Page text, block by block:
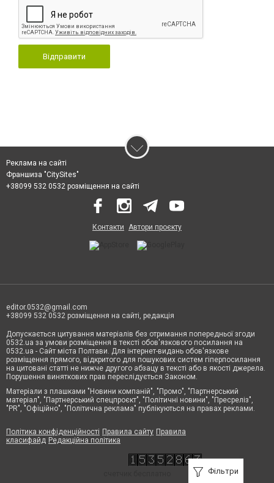
Відправити
Фільтри
Реклама на сайті
Франшиза "CitySites"
+38099 532 0532 розміщення на сайті
Контакти Автори проєкту
editor.0532@gmail.com
+38099 532 0532 розміщення на сайті, редакція
Допускається цитування матеріалів без отримання попередньої згоди
0532.ua за умови розміщення в тексті обов'язкового посилання на
0532.ua - Сайт міста Полтави. Для інтернет-видань обов'язкове
розміщення прямого, відкритого для пошукових систем гіперпосилання
на цитовані статті не нижче другого абзацу в тексті або в якості джерела.
Порушення виняткових прав переслідується Законом.
Матеріали з плашками "Новини компаній", "Промо", "Партнерський
матеріал", "Партнерський спецпроєкт", "Політичні новини", "Пресреліз",
"PR", "Офіційно", "Політична реклама" публікуються на правах реклами.
Політика конфіденційності Правила сайту Правила
класифайд Редакційна політика